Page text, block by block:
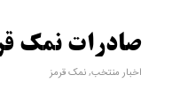
صادرات نمک
اخبار منتخب, نمک قرمز